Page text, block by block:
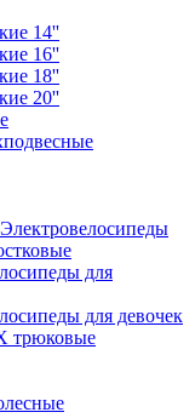
14''
16''
18''
20''
Электровелосипеды
для
для девочек
трюковые